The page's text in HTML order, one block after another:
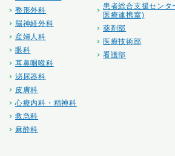
整形外科
脳神経外科
産婦人科
眼科
耳鼻咽喉科
泌尿器科
皮膚科
心療内科・精神科
救急科
麻酔科
患者総合支援センタ
医療連携室)
薬剤部
医療技術部
看護部